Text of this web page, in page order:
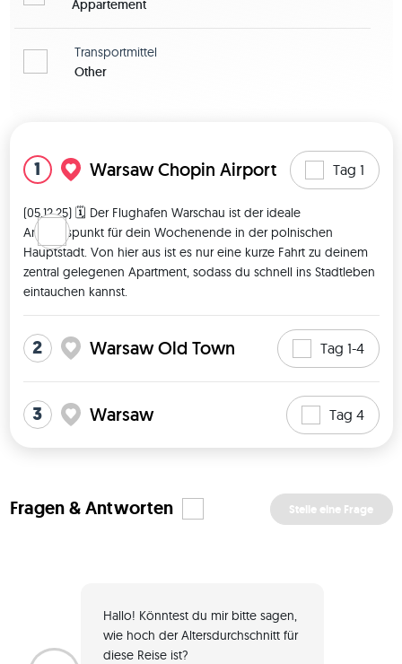
Appartement
Transportmittel
Other
1 Warsaw Chopin Airport Tag 1
(05.12.25) 🗓️ Der Flughafen Warschau ist der ideale
Ankunftspunkt für dein Wochenende in der polnischen
Hauptstadt. Von hier aus ist es nur eine kurze Fahrt zu deinem
zentral gelegenen Apartment, sodass du schnell ins Stadtleben
eintauchen kannst.
2 Warsaw Old Town Tag 1-4
3 Warsaw Tag 4
Fragen & Antworten Stelle eine Frage
Hallo! Könntest du mir bitte sagen,
wie hoch der Altersdurchschnitt für
diese Reise ist?